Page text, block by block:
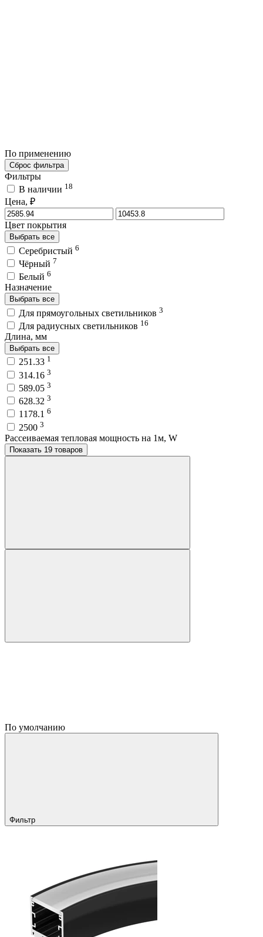
По применению
Сброс фильтра
Фильтры
В наличии 18
Цена, ₽
Цвет покрытия
Выбрать все
Серебристый 6
Чёрный 7
Белый 6
Назначение
Выбрать все
Для прямоугольных светильников 3
Для радиусных светильников 16
Длина, мм
Выбрать все
251.33 1
314.16 3
589.05 3
628.32 3
1178.1 6
2500 3
Рассеиваемая тепловая мощность на 1м, W
Показать 19 товаров
По умолчанию
Фильтр